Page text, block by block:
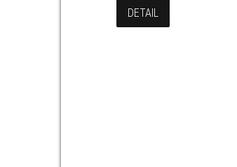
DETAIL